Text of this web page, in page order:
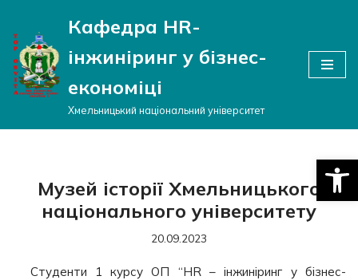
Перейти
до
вмісту
Кафедра HR-
інжиніринг у бізнес-
економіці
Хмельницький національний університет
Музей історії Хмельницького
національного університету
20.09.2023
Студенти 1 курсу ОП “HR – інжиніринг у бізнес-